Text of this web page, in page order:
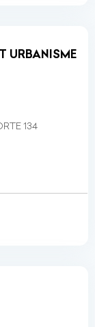
URBANISME
134